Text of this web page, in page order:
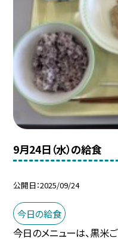
9月24日（水）の給食
公開日 2025/09/24
今日の給食
今日のメニューは、黒米